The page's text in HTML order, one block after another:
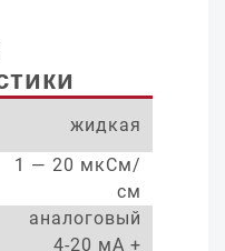
жидкая
1 — 20 мкСм/
см
аналоговый
4-20 мА +